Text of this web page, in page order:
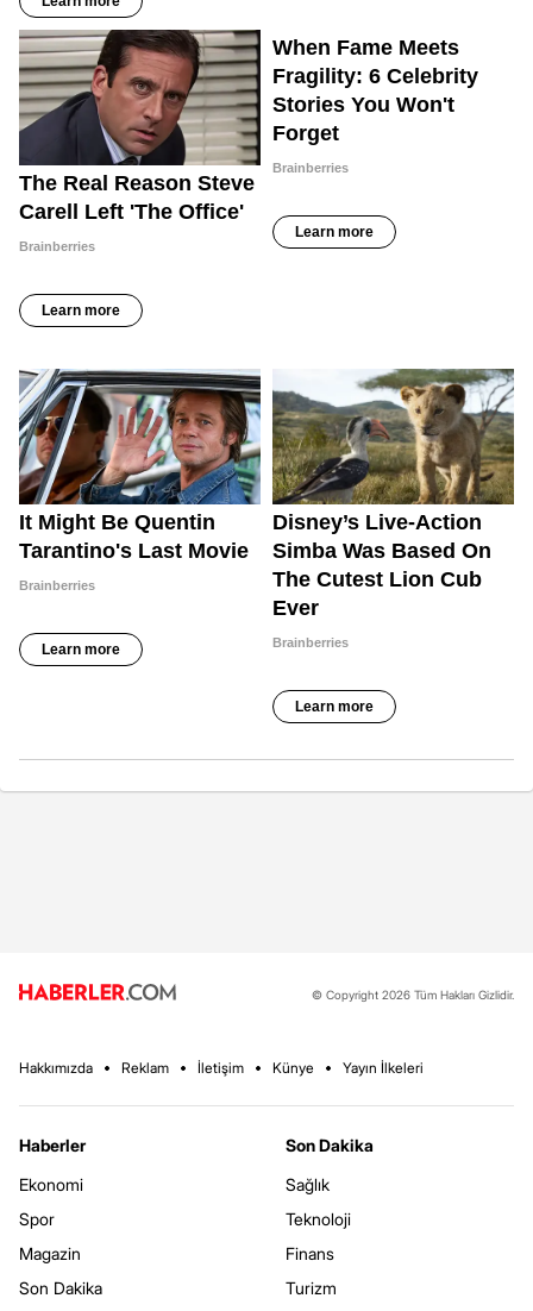
© Copyright 2026 Tüm Hakları Gizlidir.
Hakkımızda Reklam İletişim Künye Yayın İlkeleri
Haberler
Ekonomi
Spor
Magazin
Son Dakika
Son Dakika
Sağlık
Teknoloji
Finans
Turizm